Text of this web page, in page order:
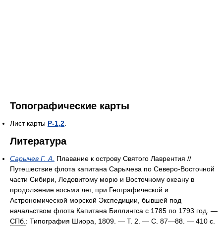
Топографические карты
Лист карты P-1,2.
Литература
Сарычев Г. А. Плавание к острову Святого Лаврентия //
Путешествие флота капитана Сарычева по Северо-Восточной
части Сибири, Ледовитому морю и Восточному океану в
продолжение восьми лет, при Географической и
Астрономической морской Экспедиции, бывшей под
начальством флота Капитана Биллингса с 1785 по 1793 год. —
СПб.: Типография Шиора, 1809. — Т. 2. — С. 87—88. — 410 с.